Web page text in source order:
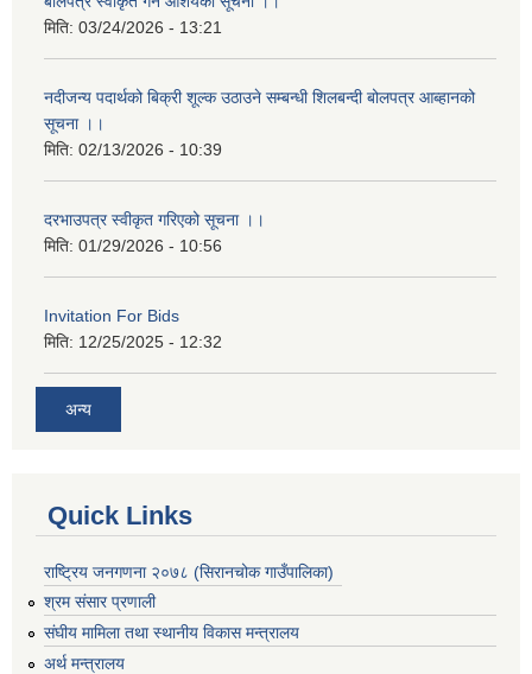
मिति: 03/24/2026 - 13:21
नदीजन्य पदार्थको बिक्री शूल्क उठाउने सम्बन्धी शिलबन्दी बोलपत्र आब्हानको
सूचना ।।
मिति: 02/13/2026 - 10:39
दरभाउपत्र स्वीकृत गरिएको सूचना ।।
मिति: 01/29/2026 - 10:56
Invitation For Bids
मिति: 12/25/2025 - 12:32
अन्य
Quick Links
राष्ट्रिय जनगणना २०७८ (सिरानचोक गाउँपालिका)
श्रम संसार प्रणाली
संघीय मामिला तथा स्थानीय विकास मन्त्रालय
अर्थ मन्त्रालय